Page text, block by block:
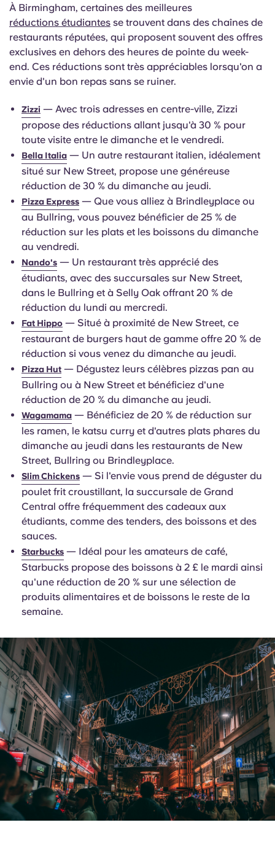
À Birmingham, certaines des meilleures
réductions étudiantes se trouvent dans des chaînes de
restaurants réputées, qui proposent souvent des offres
exclusives en dehors des heures de pointe du week-
end. Ces réductions sont très appréciables lorsqu'on a
envie d'un bon repas sans se ruiner.
Zizzi — Avec trois adresses en centre-ville, Zizzi
propose des réductions allant jusqu'à 30 % pour
toute visite entre le dimanche et le vendredi.
Bella Italia — Un autre restaurant italien, idéalement
situé sur New Street, propose une généreuse
réduction de 30 % du dimanche au jeudi.
Pizza Express — Que vous alliez à Brindleyplace ou
au Bullring, vous pouvez bénéficier de 25 % de
réduction sur les plats et les boissons du dimanche
au vendredi.
Nando's — Un restaurant très apprécié des
étudiants, avec des succursales sur New Street,
dans le Bullring et à Selly Oak offrant 20 % de
réduction du lundi au mercredi.
Fat Hippo — Situé à proximité de New Street, ce
restaurant de burgers haut de gamme offre 20 % de
réduction si vous venez du dimanche au jeudi.
Pizza Hut — Dégustez leurs célèbres pizzas pan au
Bullring ou à New Street et bénéficiez d'une
réduction de 20 % du dimanche au jeudi.
Wagamama — Bénéficiez de 20 % de réduction sur
les ramen, le katsu curry et d'autres plats phares du
dimanche au jeudi dans les restaurants de New
Street, Bullring ou Brindleyplace.
Slim Chickens — Si l'envie vous prend de déguster du
poulet frit croustillant, la succursale de Grand
Central offre fréquemment des cadeaux aux
étudiants, comme des tenders, des boissons et des
sauces.
Starbucks — Idéal pour les amateurs de café,
Starbucks propose des boissons à 2 £ le mardi ainsi
qu'une réduction de 20 % sur une sélection de
produits alimentaires et de boissons le reste de la
semaine.